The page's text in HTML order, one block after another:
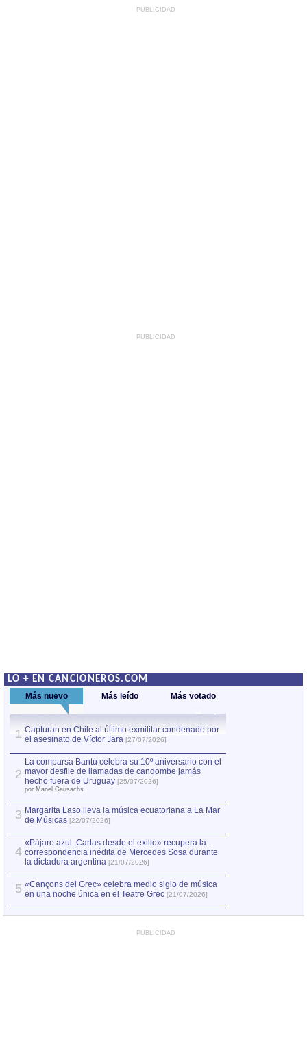
PUBLICIDAD
PUBLICIDAD
LO + EN CANCIONEROS.COM
Más nuevo Más leído Más votado
1 Capturan en Chile al último exmilitar condenado por
el asesinato de Víctor Jara [27/07/2026]
2
La comparsa Bantú celebra su 10º aniversario con el
mayor desfile de llamadas de candombe jamás
hecho fuera de Uruguay [25/07/2026]
por Manel Gausachs
3 Margarita Laso lleva la música ecuatoriana a La Mar
de Músicas [22/07/2026]
4
«Pájaro azul. Cartas desde el exilio» recupera la
correspondencia inédita de Mercedes Sosa durante
la dictadura argentina [21/07/2026]
5 «Cançons del Grec» celebra medio siglo de música
en una noche única en el Teatre Grec [21/07/2026]
PUBLICIDAD